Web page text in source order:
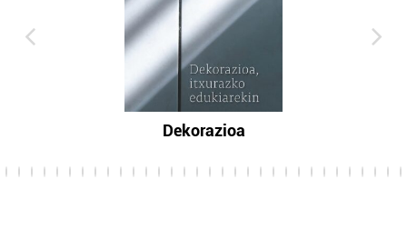
Dekorazioa